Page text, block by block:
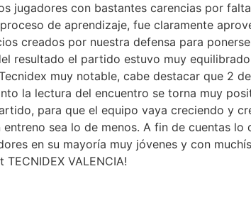
jugadores con bastantes carencias por
de aprendizaje, fue claramente
creados por nuestra defensa para
resultado el partido estuvo muy
muy notable, cabe destacar que 2
la lectura del encuentro se torna muy
para que el equipo vaya creciendo y
entreno sea lo de menos. A fin de cuentas
en su mayoría muy jóvenes y con
TECNIDEX VALENCIA!